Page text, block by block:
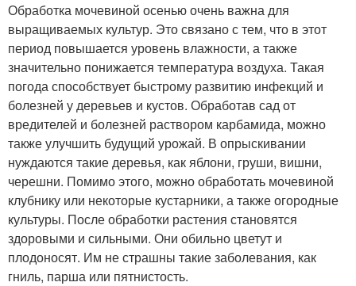
Обработка мочевиной осенью очень важна для
выращиваемых культур. Это связано с тем, что в этот
период повышается уровень влажности, а также
значительно понижается температура воздуха. Такая
погода способствует быстрому развитию инфекций и
болезней у деревьев и кустов. Обработав сад от
вредителей и болезней раствором карбамида, можно
также улучшить будущий урожай. В опрыскивании
нуждаются такие деревья, как яблони, груши, вишни,
черешни. Помимо этого, можно обработать мочевиной
клубнику или некоторые кустарники, а также огородные
культуры. После обработки растения становятся
здоровыми и сильными. Они обильно цветут и
плодоносят. Им не страшны такие заболевания, как
гниль, парша или пятнистость.